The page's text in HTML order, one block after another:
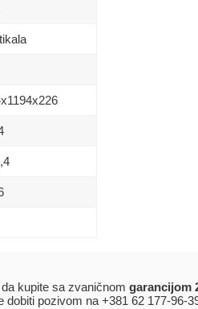
kupite sa zvaničnom garancijom
pozivom na +381 62 177-96-